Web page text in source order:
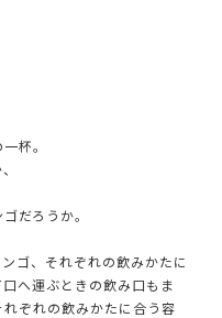
杯。
だろうか。
ゴ、それぞれの飲みかたに
へ運ぶときの飲み口もま
ぞれの飲みかたに合う容